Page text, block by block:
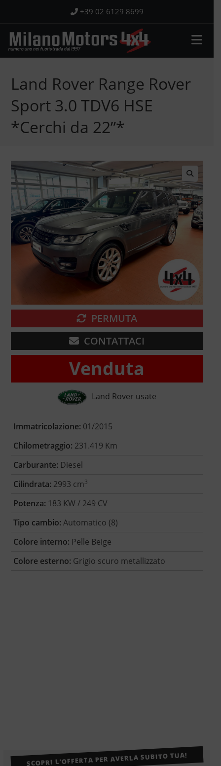
contenuto
+39 02 6129 8699
Land Rover Range Rover
Sport 3.0 TDV6 HSE
*Cerchi da 22”*
🔍
PERMUTA
CONTATTACI
Venduta
Land Rover usate
Immatricolazione: 01/2015
Chilometraggio: 231.419 Km
Carburante: Diesel
Cilindrata: 2993 cm3
Potenza: 183 KW / 249 CV
Tipo cambio: Automatico (8)
Colore interno: Pelle Beige
Colore esterno: Grigio scuro metallizzato
SCOPRI L’OFFERTA PER AVERLA SUBITO TUA!